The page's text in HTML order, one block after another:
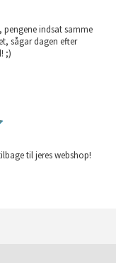
pengene indsat samme
sågar dagen efter
;)
til jeres webshop!